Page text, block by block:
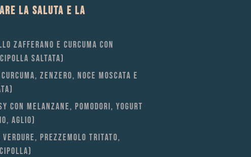
LA SALUTA E LA
ZAFFERANO E CURCUMA CON
SALTATA)
ZENZERO, NOCE MOSCATA E
CON MELANZANE, POMODORI, YOGURT
AGLIO)
PREZZEMOLO TRITATO,